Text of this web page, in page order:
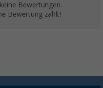
Bewertungen.
Bewertung zählt!